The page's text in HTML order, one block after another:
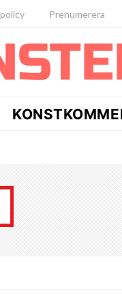
Prenumerera